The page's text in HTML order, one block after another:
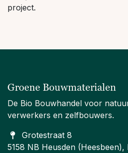
project.
Groene Bouwmaterialen
De Bio Bouwhandel voor
verwerkers en zelfbouwers.
Grotestraat 8
5158 NB Heusden (Heesbeen),